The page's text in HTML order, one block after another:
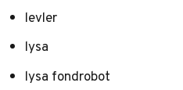
levler
lysa
lysa fondrobot